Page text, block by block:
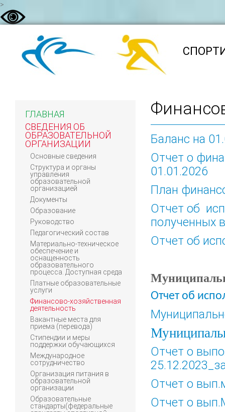
>
ГЛАВНАЯ
СВЕДЕНИЯ ОБ
ОБРАЗОВАТЕЛЬНОЙ
ОРГАНИЗАЦИИ
Основные сведения
Структура и органы
управления
образовательной
организацией
Документы
Образование
Руководство
Педагогический состав
Материально-техническое
обеспечение и
оснащенность
образовательного
процесса. Доступная среда
Платные образовательные
услуги
Финансово-хозяйственная
деятельность
Вакантные места для
приема (перевода)
Стипендии и меры
поддержки обучающихся
Международное
сотрудничество
Организация питания в
образовательной
организации
Образовательные
стандарты(федеральные
Баланс на
Отчет о
01.01.2026
План
Отчет об
полученных
Отчет об
Отчет об
Отчет о
Отчет о
Отчет о